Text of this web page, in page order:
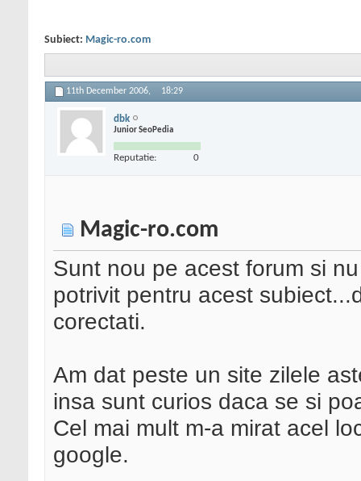
Subiect: Magic-ro.com
11th December 2006, 18:29
dbk
Junior SeoPedia
Reputatie: 0
Magic-ro.com
Sunt nou pe acest forum si
potrivit pentru acest
corectati.
Am dat peste un site zilele
insa sunt curios daca se si
Cel mai mult m-a mirat acel
google.